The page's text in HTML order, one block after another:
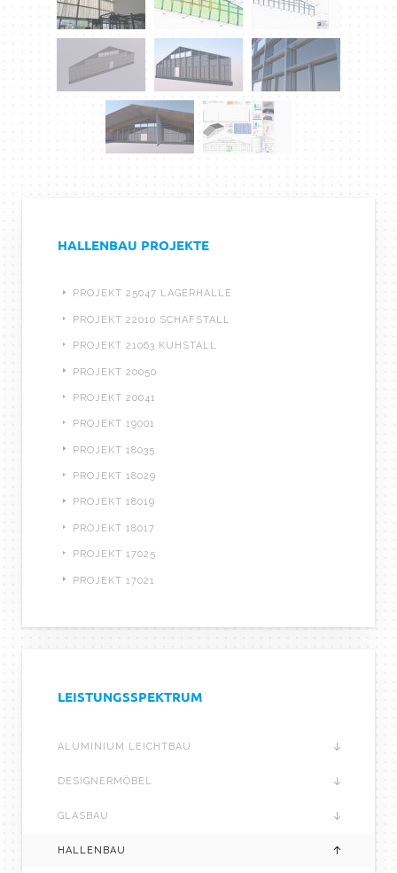
HALLENBAU PROJEKTE
PROJEKT 25047 LAGERHALLE
PROJEKT 22010 SCHAFSTALL
PROJEKT 21063 KUHSTALL
PROJEKT 20050
PROJEKT 20041
PROJEKT 19001
PROJEKT 18035
PROJEKT 18029
PROJEKT 18019
PROJEKT 18017
PROJEKT 17025
PROJEKT 17021
LEISTUNGSSPEKTRUM
ALUMINIUM LEICHTBAU
DESIGNERMÖBEL
GLASBAU
HALLENBAU